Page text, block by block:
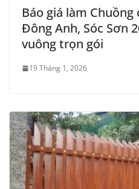
Báo giá làm Chuồng
Đông Anh, Sóc Sơn
vuông trọn gói
19 Tháng 1, 2026